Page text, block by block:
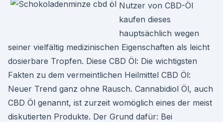
Nutzer von CBD-Öl
kaufen dieses
hauptsächlich wegen
seiner vielfältig medizinischen Eigenschaften als leicht
dosierbare Tropfen. Diese CBD Öl: Die wichtigsten
Fakten zu dem vermeintlichen Heilmittel CBD Öl:
Neuer Trend ganz ohne Rausch. Cannabidiol Öl, auch
CBD Öl genannt, ist zurzeit womöglich eines der meist
diskutierten Produkte. Der Grund dafür: Bei